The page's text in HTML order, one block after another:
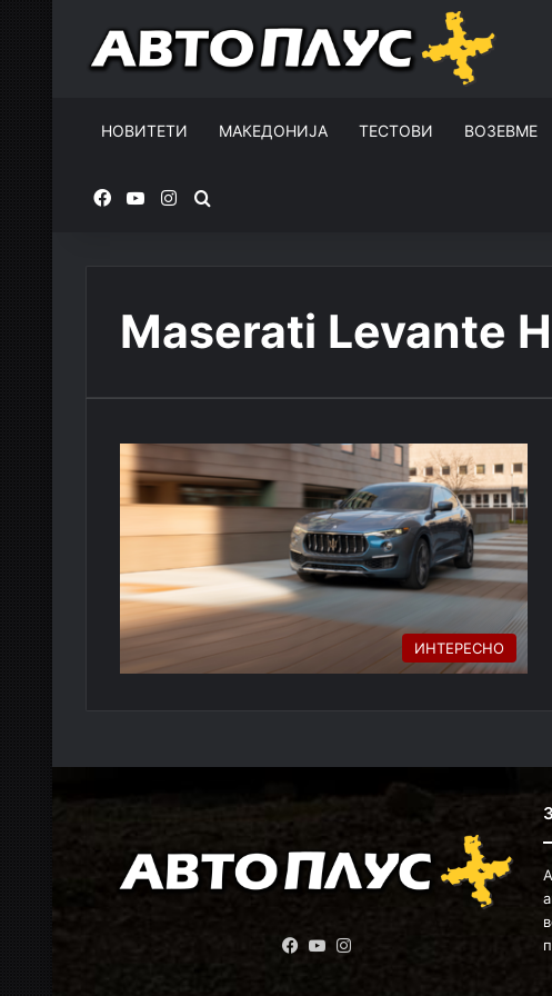
НОВИТЕТИ МАКЕДОНИЈА ТЕСТОВИ ВОЗЕВМЕ
FacebookYouTubeInstagram
Maserati Levante
ИНТЕРЕСНО
Facebook
YouTube